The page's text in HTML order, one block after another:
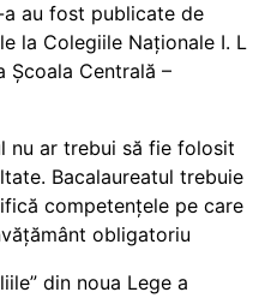
au fost publicate de
la Colegiile Naționale I. L
Școala Centrală –
nu ar trebui să fie folosit
Bacalaureatul trebuie
competențele pe care
obligatoriu
din noua Lege a